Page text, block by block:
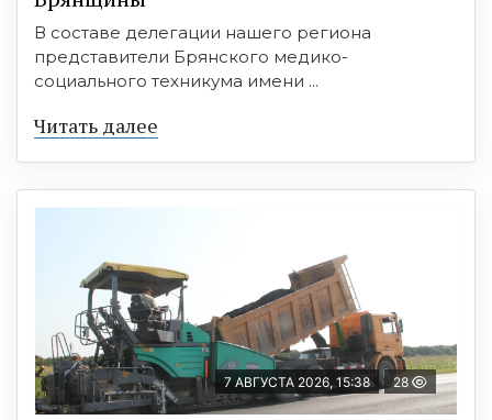
В составе делегации нашего региона
представители Брянского медико-
социального техникума имени ...
Читать далее
7 АВГУСТА 2026, 15:38 28